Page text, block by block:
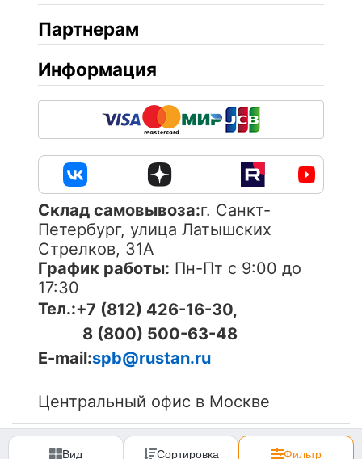
Вид Сортировка Фильтр
Партнерам
Информация
Cклад самовывоза:г. Санкт-
Петербург, улица Латышских
Стрелков, 31А
График работы: Пн-Пт с 9:00 до
17:30
Тел.:+7 (812) 426-16-30,
8 (800) 500-63-48
E-mail:spb@rustan.ru
Центральный офис в Москве
© 2005-2026ОOО «Компания «РуСтан». Все права
защищены. Использование материалов сайта без